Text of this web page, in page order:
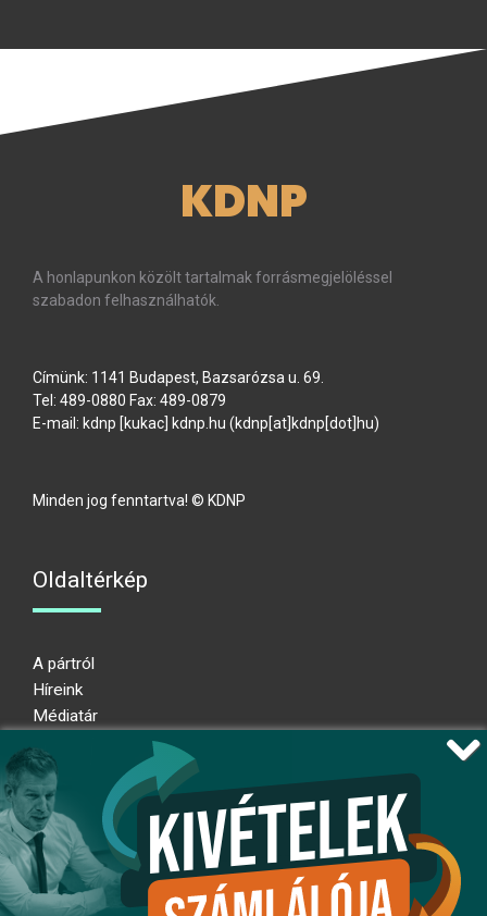
KDNP
A honlapunkon közölt tartalmak forrásmegjelöléssel
szabadon felhasználhatók.
Címünk: 1141 Budapest, Bazsarózsa u. 69.
Tel: 489-0880 Fax: 489-0879
E-mail: kdnp [kukac] kdnp hu (kdnp[at]kdnp[dot]hu)
Minden jog fenntartva! © KDNP
Oldaltérkép
A pártról
Híreink
Médiatár
Adatkezelési nyilatkozat
Átláthatósági nyilatkozat
Ugrás az oldal tetejére
Kövessen minket!